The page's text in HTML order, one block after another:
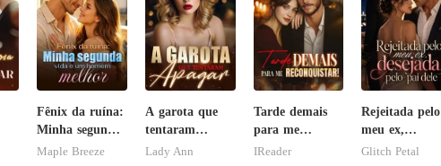
Fênix da ruína:
Minha segunda
vida e um
Maple Breeze
A garota que
tentaram
apagar
Lady Ann
Tarde demais
para me
reconquistar!
IReader
Rejeitada pelo
meu ex,
desejada pelo
Glitch Petal